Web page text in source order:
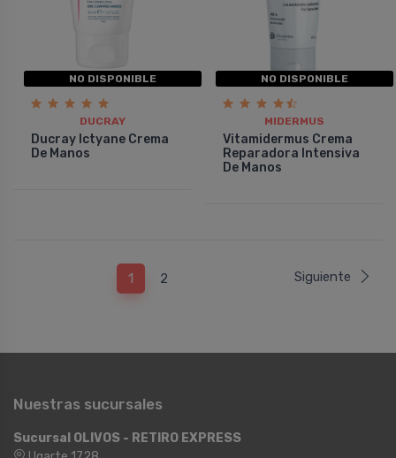
NO DISPONIBLE
DUCRAY
Ducray Ictyane Crema
De Manos
NO DISPONIBLE
MIDERMUS
Vitamidermus Crema
Reparadora Intensiva
De Manos
1 2 Siguiente
Nuestras sucursales
Sucursal OLIVOS - RETIRO EXPRESS